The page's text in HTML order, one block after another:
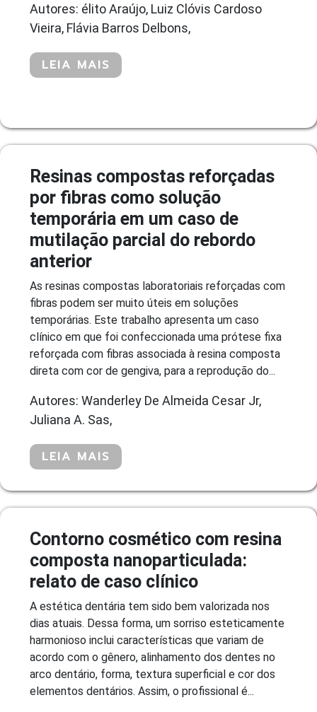
Autores: élito Araújo, Luiz Clóvis Cardoso
Vieira, Flávia Barros Delbons,
LEIA MAIS
Resinas compostas reforçadas
por fibras como solução
temporária em um caso de
mutilação parcial do rebordo
anterior
As resinas compostas laboratoriais reforçadas com
fibras podem ser muito úteis em soluções
temporárias. Este trabalho apresenta um caso
clínico em que foi confeccionada uma prótese fixa
reforçada com fibras associada à resina composta
direta com cor de gengiva, para a reprodução do...
Autores: Wanderley De Almeida Cesar Jr,
Juliana A. Sas,
LEIA MAIS
Contorno cosmético com resina
composta nanoparticulada:
relato de caso clínico
A estética dentária tem sido bem valorizada nos
dias atuais. Dessa forma, um sorriso esteticamente
harmonioso inclui características que variam de
acordo com o gênero, alinhamento dos dentes no
arco dentário, forma, textura superficial e cor dos
elementos dentários. Assim, o profissional é...